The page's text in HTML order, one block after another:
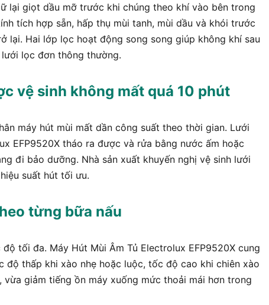
lại giọt dầu mỡ trước khi chúng theo khí vào bên trong
tích hợp sẵn, hấp thụ mùi tanh, mùi dầu và khói trước
lại. Hai lớp lọc hoạt động song song giúp không khí sau
lọc đơn thông thường.
vệ sinh không mất quá 10 phút
máy hút mùi mất dần công suất theo thời gian. Lưới
EFP9520X tháo ra được và rửa bằng nước ấm hoặc
đi bảo dưỡng. Nhà sản xuất khuyến nghị vệ sinh lưới
suất hút tối ưu.
từng bữa nấu
tối đa. Máy Hút Mùi Âm Tủ Electrolux EFP9520X cung
thấp khi xào nhẹ hoặc luộc, tốc độ cao khi chiên xào
giảm tiếng ồn máy xuống mức thoải mái hơn trong